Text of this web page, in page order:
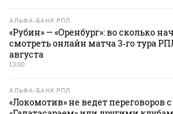
АЛЬФА-БАНК РПЛ
«Рубин» — «Оренбург»: во сколько
смотреть онлайн матча 3‑го тура
августа
13:00
АЛЬФА-БАНК РПЛ
«Локомотив» не ведет переговоров с